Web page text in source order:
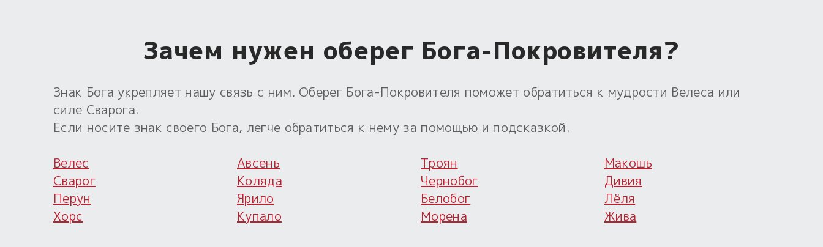
Зачем нужен оберег Бога-Покровителя?
Знак Бога укрепляет нашу связь с ним. Оберег Бога-Покровителя поможет обратиться к мудрости Велеса или
силе Сварога.
Если носите знак своего Бога, легче обратиться к нему за помощью и подсказкой.
Велес
Сварог
Перун
Хорс
Авсень
Коляда
Ярило
Купало
Троян
Чернобог
Белобог
Морена
Макошь
Дивия
Лёля
Жива